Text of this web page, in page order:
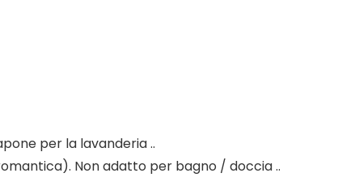
per la lavanderia ..
Non adatto per bagno / doccia ..